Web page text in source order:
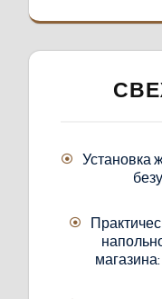
Установка